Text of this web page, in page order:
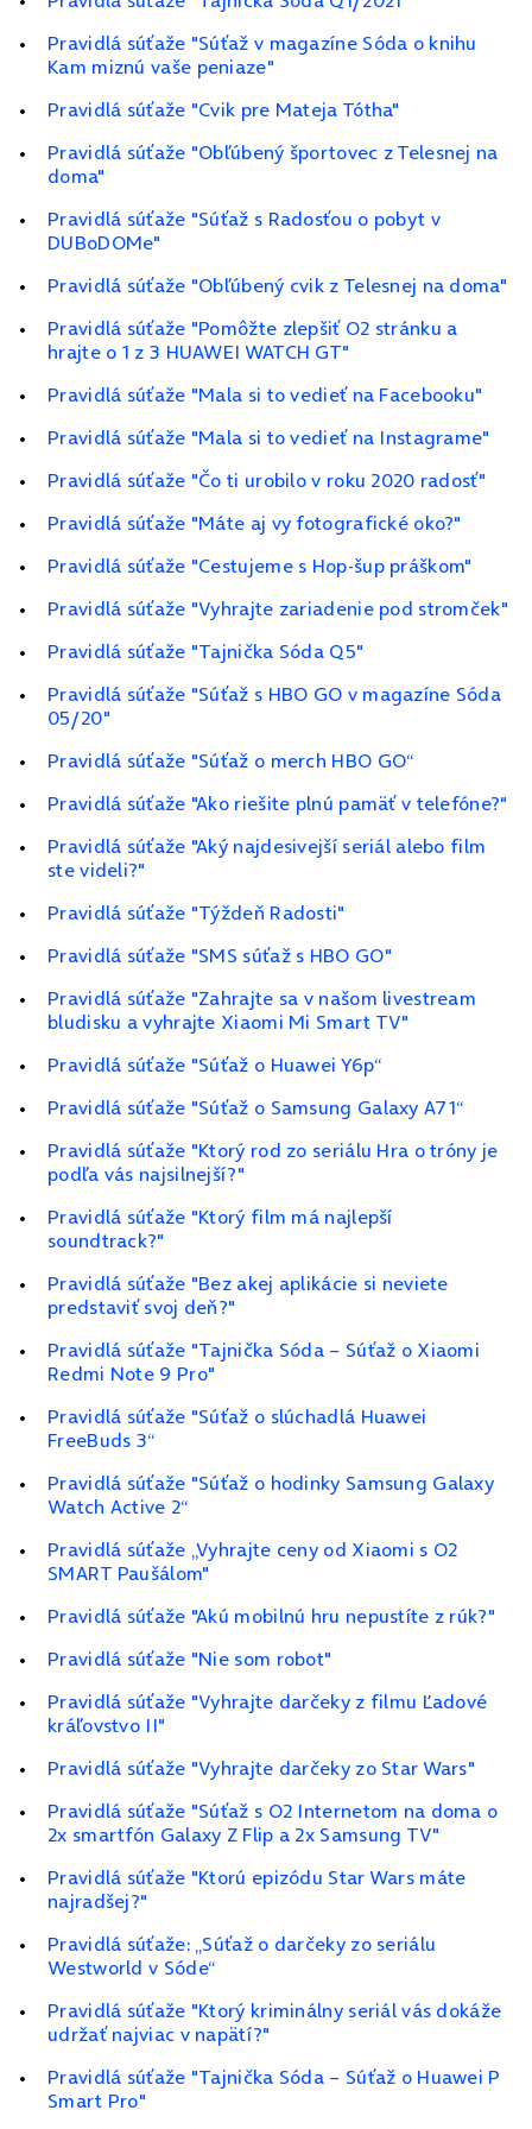
Pravidlá súťaže "Súťaž v magazíne Sóda o knihu
Kam miznú vaše peniaze"
Pravidlá súťaže "Cvik pre Mateja Tótha"
Pravidlá súťaže "Obľúbený športovec z Telesnej na
doma"
Pravidlá súťaže "Súťaž s Radosťou o pobyt v
DUBoDOMe"
Pravidlá súťaže "Obľúbený cvik z Telesnej na doma"
Pravidlá súťaže "Pomôžte zlepšiť O2 stránku a
hrajte o 1 z 3 HUAWEI WATCH GT"
Pravidlá súťaže "Mala si to vedieť na Facebooku"
Pravidlá súťaže "Mala si to vedieť na Instagrame"
Pravidlá súťaže "Čo ti urobilo v roku 2020 radosť"
Pravidlá súťaže "Máte aj vy fotografické oko?"
Pravidlá súťaže "Cestujeme s Hop-šup práškom"
Pravidlá súťaže "Vyhrajte zariadenie pod stromček"
Pravidlá súťaže "Tajnička Sóda Q5"
Pravidlá súťaže "Súťaž s HBO GO v magazíne Sóda
05/20"
Pravidlá súťaže "Súťaž o merch HBO GO“
Pravidlá súťaže "Ako riešite plnú pamäť v telefóne?"
Pravidlá súťaže "Aký najdesivejší seriál alebo film
ste videli?"
Pravidlá súťaže "Týždeň Radosti"
Pravidlá súťaže "SMS súťaž s HBO GO"
Pravidlá súťaže "Zahrajte sa v našom livestream
bludisku a vyhrajte Xiaomi Mi Smart TV"
Pravidlá súťaže "Súťaž o Huawei Y6p“
Pravidlá súťaže "Súťaž o Samsung Galaxy A71“
Pravidlá súťaže "Ktorý rod zo seriálu Hra o tróny je
podľa vás najsilnejší?"
Pravidlá súťaže "Ktorý film má najlepší
soundtrack?"
Pravidlá súťaže "Bez akej aplikácie si neviete
predstaviť svoj deň?"
Pravidlá súťaže "Tajnička Sóda – Súťaž o Xiaomi
Redmi Note 9 Pro"
Pravidlá súťaže "Súťaž o slúchadlá Huawei
FreeBuds 3“
Pravidlá súťaže "Súťaž o hodinky Samsung Galaxy
Watch Active 2“
Pravidlá súťaže „Vyhrajte ceny od Xiaomi s O2
SMART Paušálom"
Pravidlá súťaže "Akú mobilnú hru nepustíte z rúk?"
Pravidlá súťaže "Nie som robot"
Pravidlá súťaže "Vyhrajte darčeky z filmu Ľadové
kráľovstvo II"
Pravidlá súťaže "Vyhrajte darčeky zo Star Wars"
Pravidlá súťaže "Súťaž s O2 Internetom na doma o
2x smartfón Galaxy Z Flip a 2x Samsung TV"
Pravidlá súťaže "Ktorú epizódu Star Wars máte
najradšej?"
Pravidlá súťaže: „Súťaž o darčeky zo seriálu
Westworld v Sóde“
Pravidlá súťaže "Ktorý kriminálny seriál vás dokáže
udržať najviac v napätí?"
Pravidlá súťaže "Tajnička Sóda – Súťaž o Huawei P
Smart Pro"